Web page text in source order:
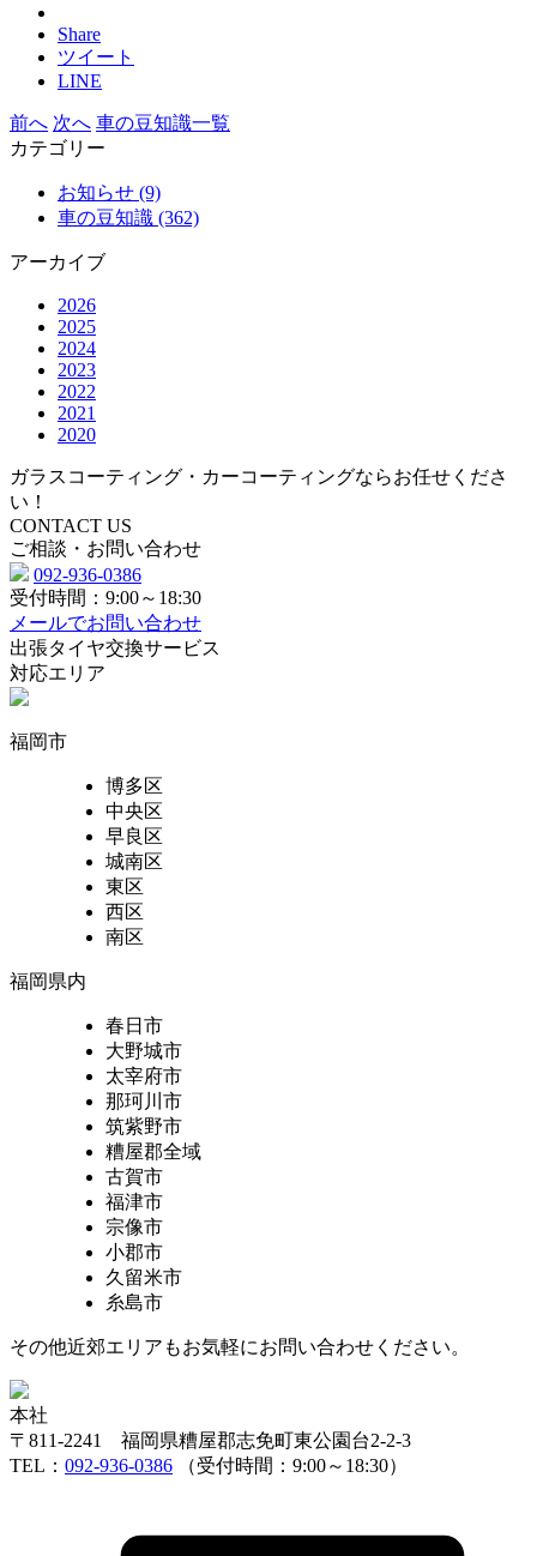
Share
ツイート
LINE
前へ 次へ 車の豆知識一覧
カテゴリー
お知らせ (9)
車の豆知識 (362)
アーカイブ
2026
2025
2024
2023
2022
2021
2020
ガラスコーティング・カーコーティングならお任せくださ
い！
CONTACT US
ご相談・お問い合わせ
092-936-0386
受付時間：9:00～18:30
メールでお問い合わせ
出張タイヤ交換サービス
対応エリア
福岡市
博多区
中央区
早良区
城南区
東区
西区
南区
福岡県内
春日市
大野城市
太宰府市
那珂川市
筑紫野市
糟屋郡全域
古賀市
福津市
宗像市
小郡市
久留米市
糸島市
その他近郊エリアもお気軽にお問い合わせください。
本社
〒811-2241 福岡県糟屋郡志免町東公園台2-2-3
TEL： 092-936-0386 （受付時間：9:00～18:30）